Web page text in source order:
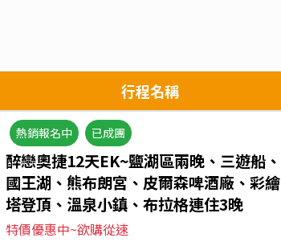
行程名稱
熱銷報名中 已成團
醉戀奧捷12天EK~鹽湖區兩晚、三遊船、
國王湖、熊布朗宮、皮爾森啤酒廠、彩繪
塔登頂、溫泉小鎮、布拉格連住3晚
特價優惠中~欲購從速